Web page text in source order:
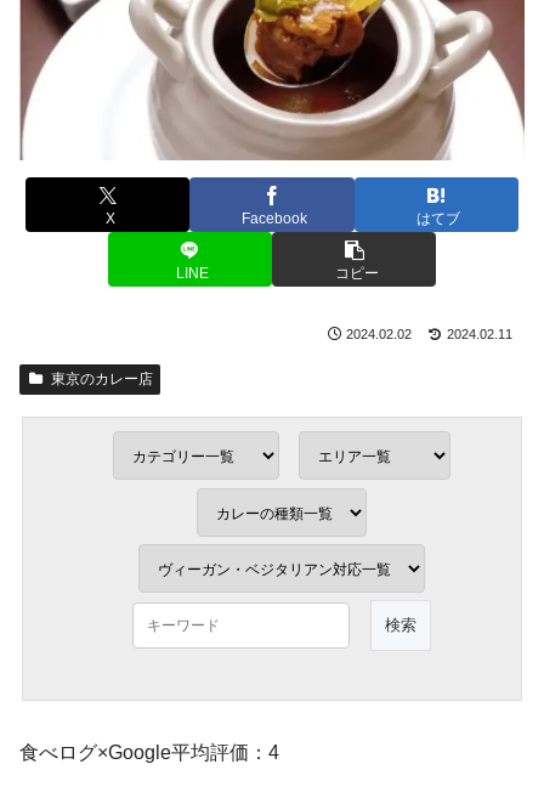
X Facebook はてブ
LINE コピー
2024.02.02 2024.02.11
東京のカレー店
食べログ×Google平均評価：4